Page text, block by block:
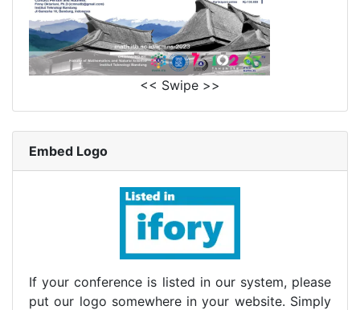
<< Swipe >>
Embed Logo
If your conference is listed in our system, please
put our logo somewhere in your website. Simply